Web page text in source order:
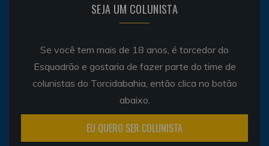
SEJA UM COLUNISTA
Se você tem mais de 18 anos, é torcedor do
Esquadrão e gostaria de fazer parte do time de
colunistas do Torcidabahia, então clica no botão
abaixo.
EU QUERO SER COLUNISTA